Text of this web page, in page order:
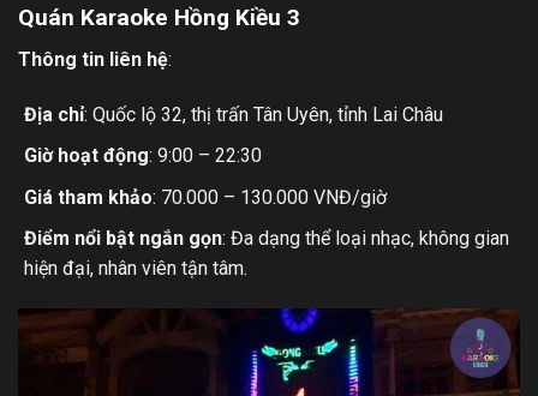
Quán Karaoke Hồng Kiều 3
Thông tin liên hệ:
Địa chỉ: Quốc lộ 32, thị trấn Tân Uyên, tỉnh Lai Châu
Giờ hoạt động: 9:00 – 22:30
Giá tham khảo: 70.000 – 130.000 VNĐ/giờ
Điểm nổi bật ngắn gọn: Đa dạng thể loại nhạc, không gian
hiện đại, nhân viên tận tâm.